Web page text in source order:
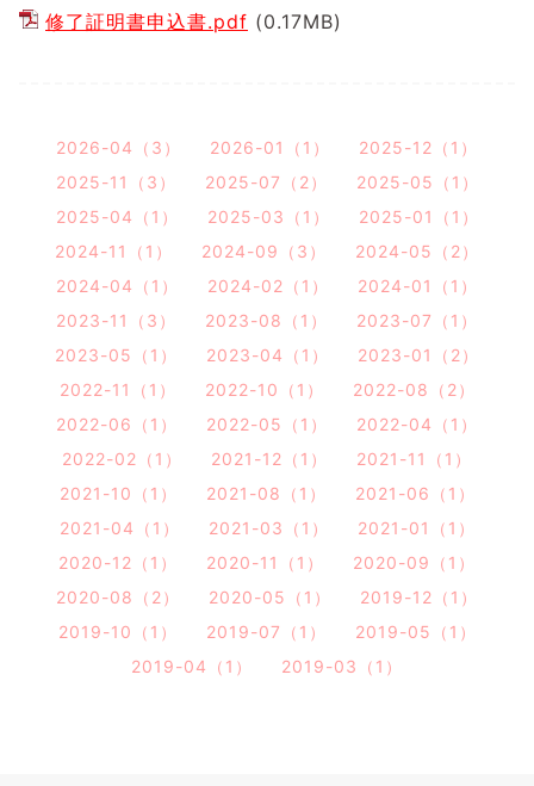
修了証明書申込書.pdf (0.17MB)
2026-04（3） 2026-01（1）
2025-12（1）
2025-11（3）
2025-07（2）
2025-05（1）
2025-04（1）
2025-03（1）
2025-01（1）
2024-11（1）
2024-09（3）
2024-05（2）
2024-04（1）
2024-02（1）
2024-01（1）
2023-11（3）
2023-08（1）
2023-07（1）
2023-05（1）
2023-04（1）
2023-01（2）
2022-11（1）
2022-10（1）
2022-08（2）
2022-06（1）
2022-05（1）
2022-04（1）
2022-02（1）
2021-12（1）
2021-11（1）
2021-10（1）
2021-08（1）
2021-06（1）
2021-04（1）
2021-03（1）
2021-01（1）
2020-12（1）
2020-11（1）
2020-09（1）
2020-08（2）
2020-05（1）
2019-12（1）
2019-10（1）
2019-07（1）
2019-05（1）
2019-04（1）
2019-03（1）